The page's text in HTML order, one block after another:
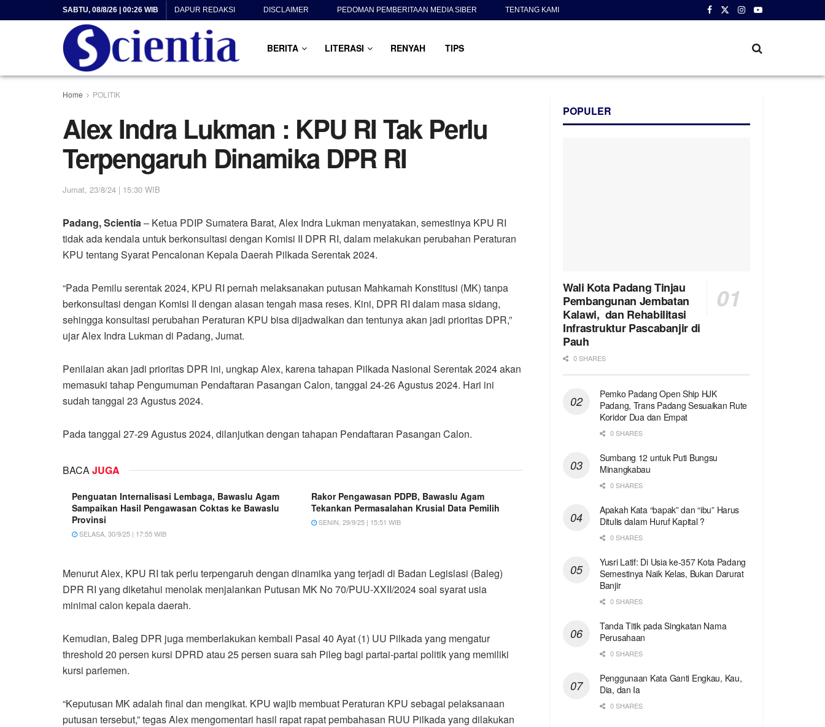
SABTU, 08/8/26 | 00:26 WIB DAPUR REDAKSI DISCLAIMER PEDOMAN PEMBERITAAN MEDIA SIBER TENTANG KAMI
BERITA LITERASI RENYAH TIPS
Home POLITIK
Alex Indra Lukman : KPU RI Tak Perlu
Terpengaruh Dinamika DPR RI
Jumat, 23/8/24 | 15:30 WIB
Padang, Scientia– Ketua PDIP Sumatera Barat, Alex Indra Lukman menyatakan, semestinya KPU RI
tidak ada kendala untuk berkonsultasi dengan Komisi II DPR RI, dalam melakukan perubahan Peraturan
KPU tentang Syarat Pencalonan Kepala Daerah Pilkada Serentak 2024.
“Pada Pemilu serentak 2024, KPU RI pernah melaksanakan putusan Mahkamah Konstitusi (MK) tanpa
berkonsultasi dengan Komisi II dengan alasan tengah masa reses. Kini, DPR RI dalam masa sidang,
sehingga konsultasi perubahan Peraturan KPU bisa dijadwalkan dan tentunya akan jadi prioritas DPR,”
ujar Alex Indra Lukman di Padang, Jumat.
Penilaian akan jadi prioritas DPR ini, ungkap Alex, karena tahapan Pilkada Nasional Serentak 2024 akan
memasuki tahap Pengumuman Pendaftaran Pasangan Calon, tanggal 24-26 Agustus 2024. Hari ini
sudah tanggal 23 Agustus 2024.
Pada tanggal 27-29 Agustus 2024, dilanjutkan dengan tahapan Pendaftaran Pasangan Calon.
BACAJUGA
Penguatan Internalisasi Lembaga, Bawaslu Agam
Sampaikan Hasil Pengawasan Coktas ke Bawaslu
Provinsi
SELASA, 30/9/25 | 17:55 WIB
Rakor Pengawasan PDPB, Bawaslu Agam
Tekankan Permasalahan Krusial Data Pemilih
SENIN, 29/9/25 | 15:51 WIB
Menurut Alex, KPU RI tak perlu terpengaruh dengan dinamika yang terjadi di Badan Legislasi (Baleg)
DPR RI yang diketahui menolak menjalankan Putusan MK No 70/PUU-XXII/2024 soal syarat usia
minimal calon kepala daerah.
Kemudian, Baleg DPR juga memberlakukan kembali Pasal 40 Ayat (1) UU Pilkada yang mengatur
threshold 20 persen kursi DPRD atau 25 persen suara sah Pileg bagi partai-partai politik yang memiliki
kursi parlemen.
“Keputusan MK adalah final dan mengikat. KPU wajib membuat Peraturan KPU sebagai pelaksanaan
putusan tersebut,” tegas Alex mengomentari hasil rapat rapat pembahasan RUU Pilkada yang dilakukan
POPULER
Wali Kota Padang Tinjau
Pembangunan Jembatan
Kalawi, dan Rehabilitasi
Infrastruktur Pascabanjir di
Pauh
0 SHARES
Pemko Padang Open Ship HJK
Padang, Trans Padang Sesuaikan Rute
Koridor Dua dan Empat
0 SHARES
Sumbang 12 untuk Puti Bungsu
Minangkabau
0 SHARES
Apakah Kata “bapak” dan “ibu” Harus
Ditulis dalam Huruf Kapital ?
0 SHARES
Yusri Latif: Di Usia ke-357 Kota Padang
Semestinya Naik Kelas, Bukan Darurat
Banjir
0 SHARES
Tanda Titik pada Singkatan Nama
Perusahaan
0 SHARES
Penggunaan Kata Ganti Engkau, Kau,
Dia, dan Ia
0 SHARES